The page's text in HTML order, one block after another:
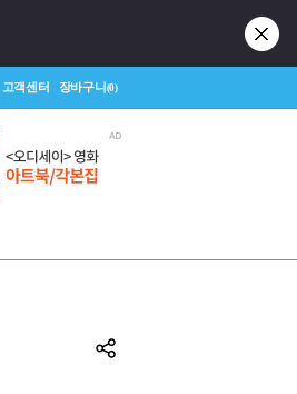
고객센터 장바구니(0)